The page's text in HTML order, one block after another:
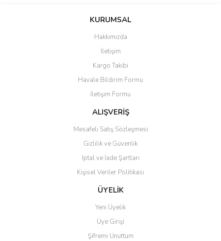
Bu ürüne ilk yorumu siz yapın!
Yorum Yaz
Ürün resmi kalitesiz, bozuk veya görüntülenemiyor.
Ürün açıklamasında eksik bilgiler bulunuyor.
Ürün bilgilerinde hatalar bulunuyor.
Ürün fiyatı diğer sitelerden daha pahalı.
Bu ürüne benzer farklı alternatifler olmalı.
Gönder
KURUMSAL
Hakkımızda
İletişim
Kargo Takibi
Havale Bildirim Formu
İletişim Formu
ALIŞVERİŞ
Mesafeli Satış Sözleşmesi
Gizlilik ve Güvenlik
İptal ve İade Şartları
Kişisel Veriler Politikası
ÜYELİK
Yeni Üyelik
Üye Girişi
Şifremi Unuttum